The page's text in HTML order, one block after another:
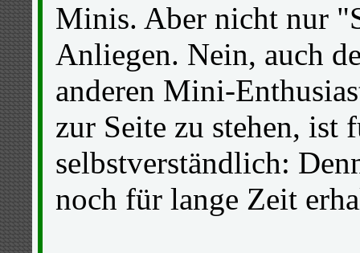
Minis. Aber nicht nur
Anliegen. Nein, auch
anderen Mini-
zur Seite zu stehen, ist
selbstverständlich:
noch für lange Zeit